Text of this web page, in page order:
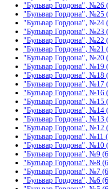
"Бульвар Гордона", №26
"Бульвар Гордона", №25
"Бульвар Гордона", №24
"Бульвар Гордона", №23
"Бульвар Гордона", №22
"Бульвар Гордона", №21
"Бульвар Гордона", №20
"Бульвар Гордона", №19
"Бульвар Гордона", №18
"Бульвар Гордона", №17
"Бульвар Гордона", №16
"Бульвар Гордона", №15
"Бульвар Гордона", №14
"Бульвар Гордона", №13
"Бульвар Гордона", №12
"Бульвар Гордона", №11
"Бульвар Гордона", №10
"Бульвар Гордона", №9
"Бульвар Гордона", №8
"Бульвар Гордона", №7
"Бульвар Гордона", №6